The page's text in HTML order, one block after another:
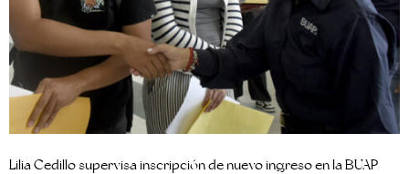
Lilia Cedillo supervisa inscripción de nuevo ingreso en la BUAP